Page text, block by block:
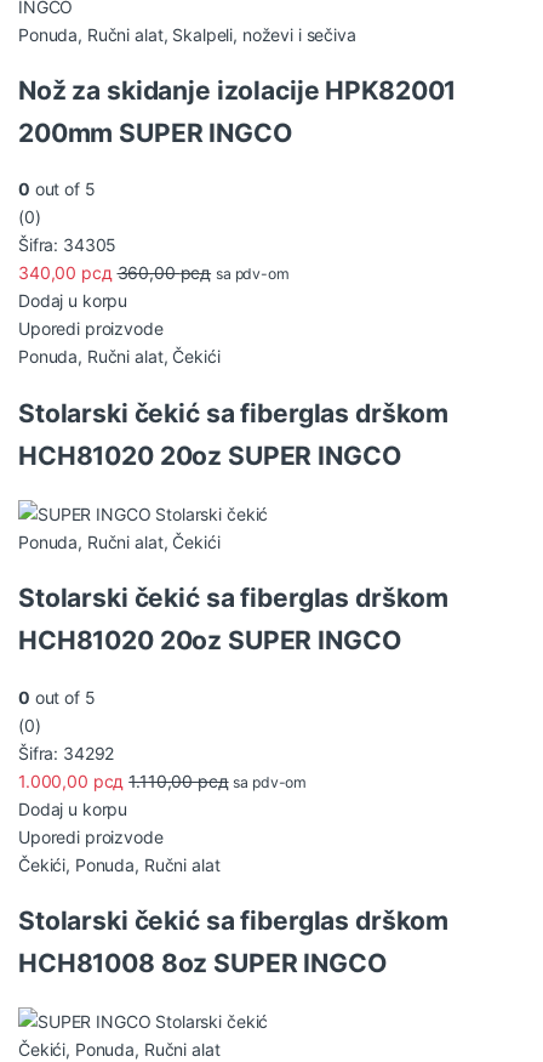
Ponuda, Ručni alat, Skalpeli, noževi i sečiva
Nož za skidanje izolacije HPK82001
200mm SUPER INGCO
0 out of 5
(0)
Šifra: 34305
340,00 рсд 360,00рсд sa pdv-om
Dodaj u korpu
Uporedi proizvode
Ponuda, Ručni alat, Čekići
Stolarski čekić sa fiberglas drškom
HCH81020 20oz SUPER INGCO
Ponuda, Ručni alat, Čekići
Stolarski čekić sa fiberglas drškom
HCH81020 20oz SUPER INGCO
0 out of 5
(0)
Šifra: 34292
1.000,00 рсд 1.110,00рсд sa pdv-om
Dodaj u korpu
Uporedi proizvode
Čekići, Ponuda, Ručni alat
Stolarski čekić sa fiberglas drškom
HCH81008 8oz SUPER INGCO
Čekići, Ponuda, Ručni alat